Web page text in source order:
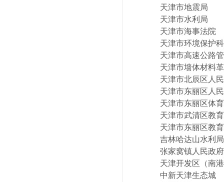
天津市地震局
天津市水利局
天津市海事法院
天津市环境保护
天津市高速公路
天津市墙体材料
天津市北辰区人
天津市东丽区人
天津市东丽区体
天津市武清区教
天津市东丽区教
吉林哈达山水利局
张家窝镇人民政府
天津开发区（南
中新天津生态城